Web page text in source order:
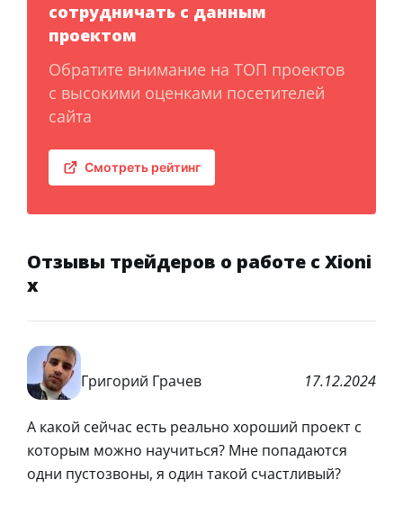
сотрудничать с данным
проектом
Обратите внимание на ТОП проектов
с высокими оценками посетителей
сайта
Смотреть рейтинг
Отзывы трейдеров о работе с Xioni
x
Григорий Грачев 17.12.2024
А какой сейчас есть реально хороший проект с
которым можно научиться? Мне попадаются
одни пустозвоны, я один такой счастливый?